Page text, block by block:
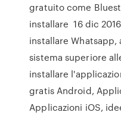
gratuito come
installare 16 dic
installare
sistema superiore
installare
gratis Android,
Applicazioni iOS,